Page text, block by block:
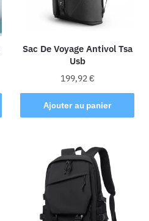
Sac De Voyage Antivol Tsa
Usb
199,92€
Ajouter au panier